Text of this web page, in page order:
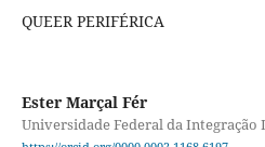
QUEER PERIFÉRICA
Ester Marçal Fér
Universidade Federal da